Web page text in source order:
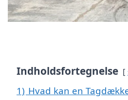
Indholdsfortegnelse
1) Hvad kan en